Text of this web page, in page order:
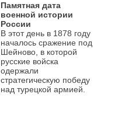
Памятная дата
военной истории
России
В этот день в 1878 году
началось сражение под
Шейново, в которой
русские войска
одержали
стратегическую победу
над турецкой армией.